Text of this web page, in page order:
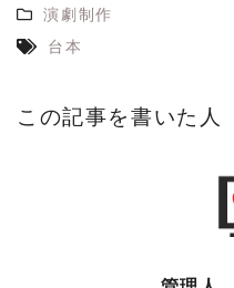
演劇制作
台本
この記事を書いた人